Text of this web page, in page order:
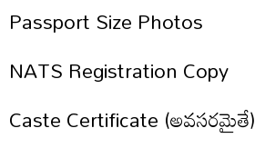
Passport Size Photos
NATS Registration Copy
Caste Certificate (అవసరమైతే)